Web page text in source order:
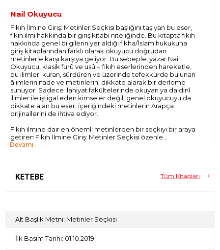
Nail Okuyucu
Fıkıh İlmine Giriş: Metinler Seçkisi başlığını taşıyan bu eser,
fıkıh ilmi hakkında bir giriş kitabı niteliğinde. Bu kitapta fıkıh
hakkında genel bilgilerin yer aldığı fıkha/İslam hukukuna
giriş kitaplarından farklı olarak okuyucu doğrudan
metinlerle karşı karşıya geliyor. Bu sebeple, yazar Nail
Okuyucu, klasik furû ve usûl-ı fıkıh eserlerinden hareketle,
bu ilimleri kuran, sürdüren ve üzerinde tefekkürde bulunan
âlimlerin ifade ve metinlerini dikkate alarak bir derleme
sunuyor. Sadece ilahiyat fakültelerinde okuyan ya da dinî
ilimler ile iştigal eden kimseler değil, genel okuyucuyu da
dikkate alan bu eser, içeriğindeki metinlerin Arapça
orijinallerini de ihtiva ediyor.
Fıkıh ilmine dair en önemli metinlerden bir seçkiyi bir araya
getiren Fıkıh İlmine Giriş: Metinler Seçkisi özenle
hazırlanmış zengin içeriği ile fıkha dair bilgimizi
Devamı
KETEBE Tüm Kitapları
Alt Başlık Metni: Metinler Seçkisi
İlk Basım Tarihi: 01.10.2019